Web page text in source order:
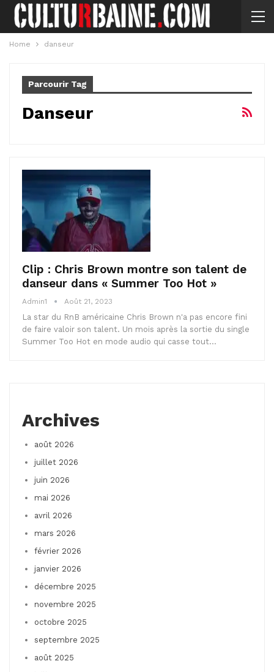
Home danseur
Parcourir Tag
Danseur
Clip : Chris Brown montre son talent de
danseur dans « Summer Too Hot »
Admin1 Août 21, 2023
La star du RnB américaine Chris Brown n'a pas encore fini
de faire valoir son talent. Un mois après la sortie du single
Summer Too Hot en mode audio qui casse tout…
Archives
août 2026
juillet 2026
juin 2026
mai 2026
avril 2026
mars 2026
février 2026
janvier 2026
décembre 2025
novembre 2025
octobre 2025
septembre 2025
août 2025